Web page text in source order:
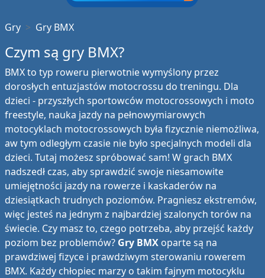
Gry Gry BMX
Czym są gry BMX?
BMX to typ roweru pierwotnie wymyślony przez
dorosłych entuzjastów motocrossu do treningu. Dla
dzieci - przyszłych sportowców motocrossowych i moto
freestyle, nauka jazdy na pełnowymiarowych
motocyklach motocrossowych była fizycznie niemożliwa,
aw tym odległym czasie nie było specjalnych modeli dla
dzieci. Tutaj możesz spróbować sam! W grach BMX
nadszedł czas, aby sprawdzić swoje niesamowite
umiejętności jazdy na rowerze i kaskaderów na
dziesiątkach trudnych poziomów. Pragniesz ekstremów,
więc jesteś na jednym z najbardziej szalonych torów na
świecie. Czy masz to, czego potrzeba, aby przejść każdy
poziom bez problemów? Gry BMX oparte są na
prawdziwej fizyce i prawdziwym sterowaniu rowerem
BMX. Każdy chłopiec marzy o takim fajnym motocyklu